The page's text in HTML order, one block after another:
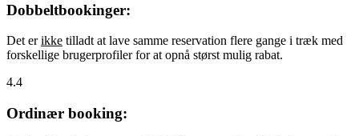
Dobbeltbookinger:
Det erikke tilladt at lave samme reservation flere gange i træk med
forskellige brugerprofiler for at opnå størst mulig rabat.
4.4
Ordinær booking: